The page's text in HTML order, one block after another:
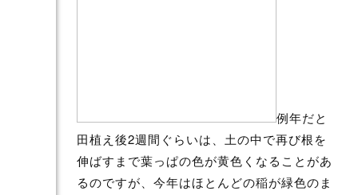
例年だと
田植え後2週間ぐらいは、土の中で再び根を
伸ばすまで葉っぱの色が黄色くなることがあ
るのですが、今年はほとんどの稲が緑色のま